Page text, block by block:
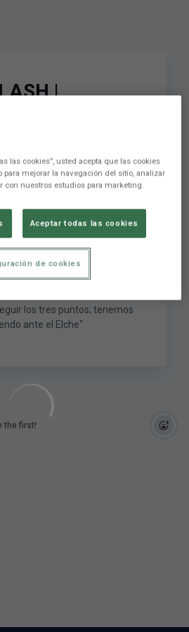
|
hoped to
points in
back at
have to carry
against
los tres puntos; tenemos
ante el Elche"
the first!
las cookies”, usted acepta que las cookies
mejorar la navegación del sitio, analizar
con nuestros estudios para marketing.
Aceptar todas las cookies
de cookies